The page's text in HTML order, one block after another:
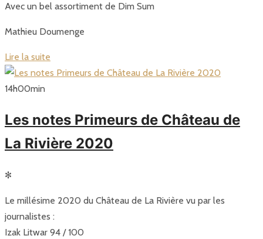
Avec un bel assortiment de Dim Sum
Mathieu Doumenge
Lire la suite
14h00min
Les notes Primeurs de Château de
La Rivière 2020
✻
Le millésime 2020 du Château de La Rivière vu par les
journalistes :
Izak Litwar 94 / 100